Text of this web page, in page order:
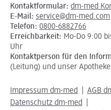
Kontaktformular: dm-med
E-Mail: service@dm-med.com
Telefon: 0800-6882766
Erreichbarkeit: Mo-Do 9:00
Uhr
Kontaktperson für den
(Leitung) und unser
Impressum dm-med
AGB
Datenschutz dm-med